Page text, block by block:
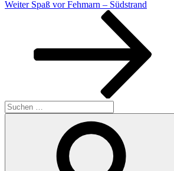
Weiter Spaß vor Fehmarn – Südstrand